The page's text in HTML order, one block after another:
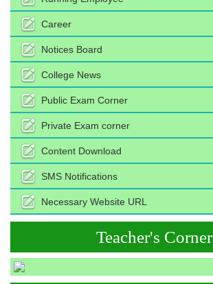
Career
Notices Board
College News
Public Exam Corner
Private Exam corner
Content Download
SMS Notifications
Necessary Website URL
Teacher's Corner